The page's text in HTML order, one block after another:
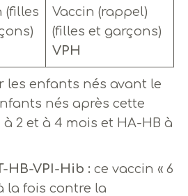
(filles
Vaccin (rappel)
(filles et garçons)
VPH
les enfants nés avant le
nés après cette
2 et à 4 mois et HA-HB à
HB-VPI-Hib : ce vaccin « 6
la fois contre la